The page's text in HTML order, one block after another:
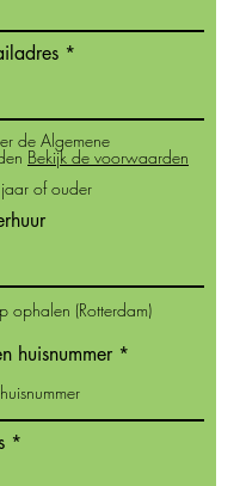
de Algemene
Bekijk de voorwaarden
of ouder
ophalen (Rotterdam)
huisnummer